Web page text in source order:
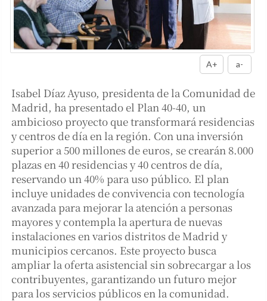
A+ a-
Isabel Díaz Ayuso, presidenta de la Comunidad de
Madrid, ha presentado el Plan 40-40, un
ambicioso proyecto que transformará residencias
y centros de día en la región. Con una inversión
superior a 500 millones de euros, se crearán 8.000
plazas en 40 residencias y 40 centros de día,
reservando un 40% para uso público. El plan
incluye unidades de convivencia con tecnología
avanzada para mejorar la atención a personas
mayores y contempla la apertura de nuevas
instalaciones en varios distritos de Madrid y
municipios cercanos. Este proyecto busca
ampliar la oferta asistencial sin sobrecargar a los
contribuyentes, garantizando un futuro mejor
para los servicios públicos en la comunidad.